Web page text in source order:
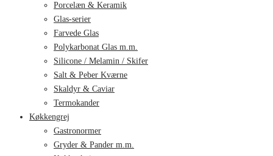
Porcelæn & Keramik
Glas-serier
Farvede Glas
Polykarbonat Glas m.m.
Silicone / Melamin / Skifer
Salt & Peber Kværne
Skaldyr & Caviar
Termokander
Køkkengrej
Gastronormer
Gryder & Pander m.m.